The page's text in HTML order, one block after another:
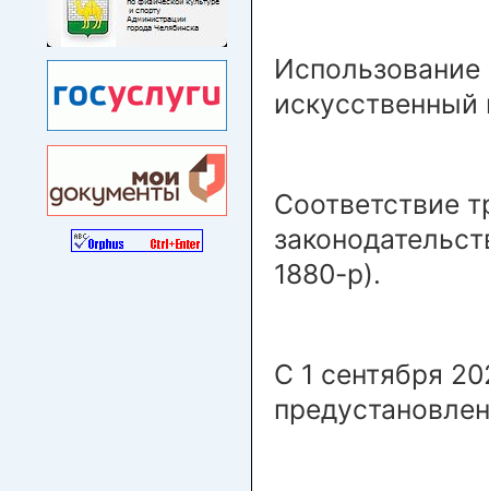
искусственный
Соответствие
1880-р).
С 1 сентября